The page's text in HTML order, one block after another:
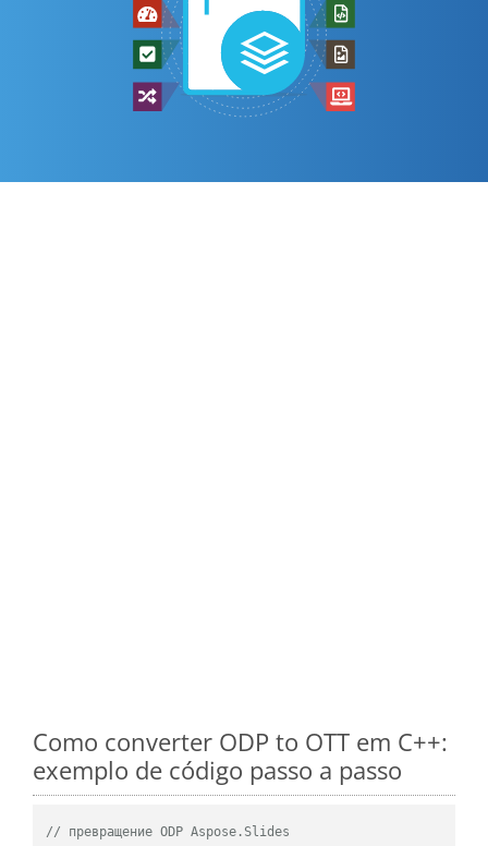
Como converter ODP to OTT em C++:
exemplo de código passo a passo
// превращение ODP Aspose.Slides